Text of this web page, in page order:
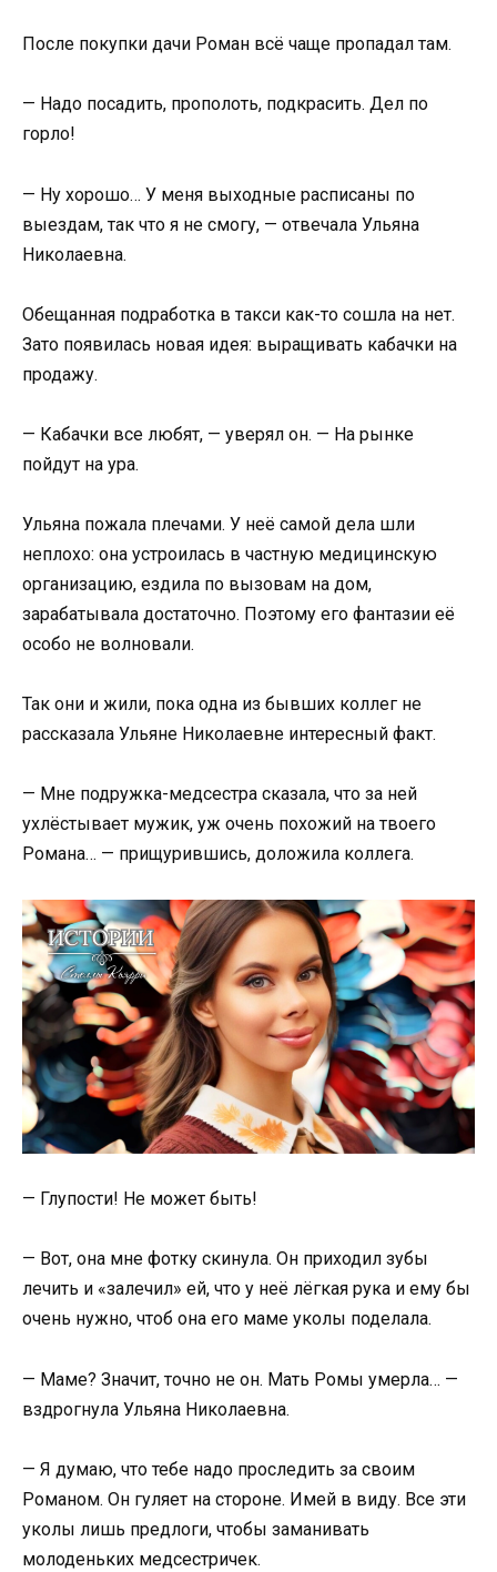
После покупки дачи Роман всё чаще пропадал там.
— Надо посадить, прополоть, подкрасить. Дел по
горло!
— Ну хорошо… У меня выходные расписаны по
выездам, так что я не смогу, — отвечала Ульяна
Николаевна.
Обещанная подработка в такси как-то сошла на нет.
Зато появилась новая идея: выращивать кабачки на
продажу.
— Кабачки все любят, — уверял он. — На рынке
пойдут на ура.
Ульяна пожала плечами. У неё самой дела шли
неплохо: она устроилась в частную медицинскую
организацию, ездила по вызовам на дом,
зарабатывала достаточно. Поэтому его фантазии её
особо не волновали.
Так они и жили, пока одна из бывших коллег не
рассказала Ульяне Николаевне интересный факт.
— Мне подружка-медсестра сказала, что за ней
ухлёстывает мужик, уж очень похожий на твоего
Романа… — прищурившись, доложила коллега.
— Глупости! Не может быть!
— Вот, она мне фотку скинула. Он приходил зубы
лечить и «залечил» ей, что у неё лёгкая рука и ему бы
очень нужно, чтоб она его маме уколы поделала.
— Маме? Значит, точно не он. Мать Ромы умерла… —
вздрогнула Ульяна Николаевна.
— Я думаю, что тебе надо проследить за своим
Романом. Он гуляет на стороне. Имей в виду. Все эти
уколы лишь предлоги, чтобы заманивать
молоденьких медсестричек.